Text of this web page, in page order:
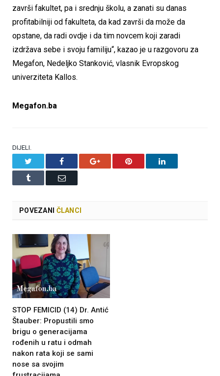
završi fakultet, pa i srednju školu, a zanati su danas
profitabilniji od fakulteta, da kad završi da može da
opstane, da radi ovdje i da tim novcem koji zaradi
izdržava sebe i svoju familiju“, kazao je u razgovoru za
Megafon, Nedeljko Stanković, vlasnik Evropskog
univerziteta Kallos.
Megafon.ba
DIJELI.
Facebook Google+ Pinterest LinkedIn
Tumblr Email
POVEZANI ČLANCI
STOP FEMICID (14) Dr. Antić
Štauber: Propustili smo
brigu o generacijama
rođenih u ratu i odmah
nakon rata koji se sami
nose sa svojim